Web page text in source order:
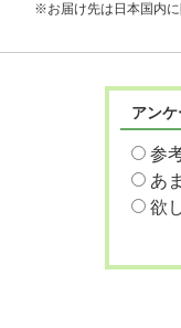
※お届け先は日本国内に
アン
参
あ
欲